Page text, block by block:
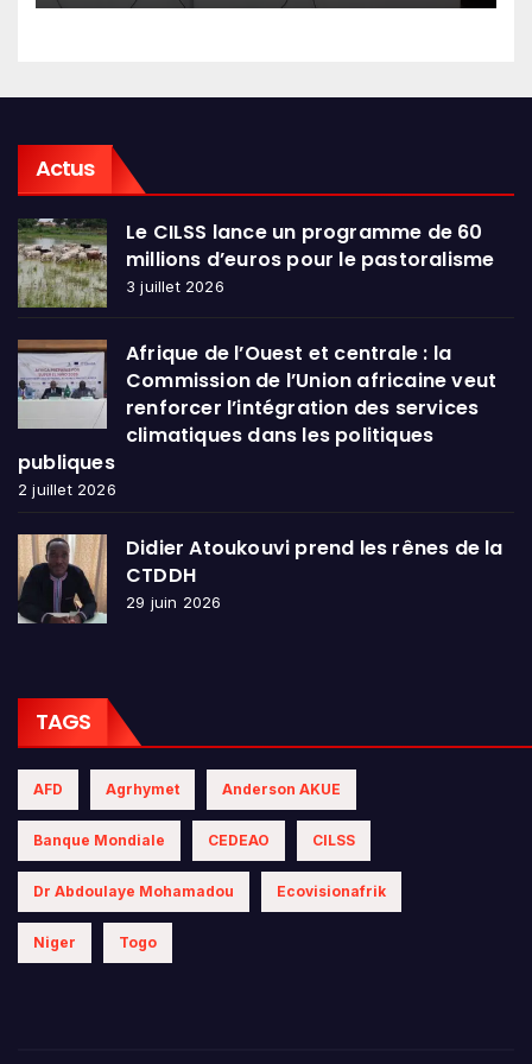
Actus
Le CILSS lance un programme de 60
millions d’euros pour le pastoralisme
3 juillet 2026
Afrique de l’Ouest et centrale : la
Commission de l’Union africaine veut
renforcer l’intégration des services
climatiques dans les politiques
publiques
2 juillet 2026
Didier Atoukouvi prend les rênes de la
CTDDH
29 juin 2026
TAGS
AFD Agrhymet Anderson AKUE
Banque Mondiale CEDEAO CILSS
Dr Abdoulaye Mohamadou Ecovisionafrik
Niger Togo